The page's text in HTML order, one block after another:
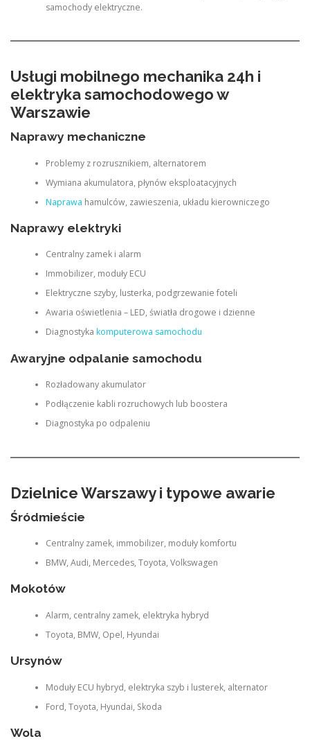
samochody elektryczne.
Usługi mobilnego mechanika 24h i
elektryka samochodowego w
Warszawie
Naprawy mechaniczne
Problemy z rozrusznikiem, alternatorem
Wymiana akumulatora, płynów eksploatacyjnych
Naprawa hamulców, zawieszenia, układu kierowniczego
Naprawy elektryki
Centralny zamek i alarm
Immobilizer, moduły ECU
Elektryczne szyby, lusterka, podgrzewanie foteli
Awaria oświetlenia – LED, światła drogowe i dzienne
Diagnostyka komputerowa samochodu
Awaryjne odpalanie samochodu
Rozładowany akumulator
Podłączenie kabli rozruchowych lub boostera
Diagnostyka po odpaleniu
Dzielnice Warszawy i typowe awarie
Śródmieście
Centralny zamek, immobilizer, moduły komfortu
BMW, Audi, Mercedes, Toyota, Volkswagen
Mokotów
Alarm, centralny zamek, elektryka hybryd
Toyota, BMW, Opel, Hyundai
Ursynów
Moduły ECU hybryd, elektryka szyb i lusterek, alternator
Ford, Toyota, Hyundai, Skoda
Wola